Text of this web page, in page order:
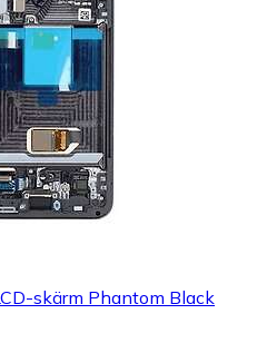
skärm Phantom Black